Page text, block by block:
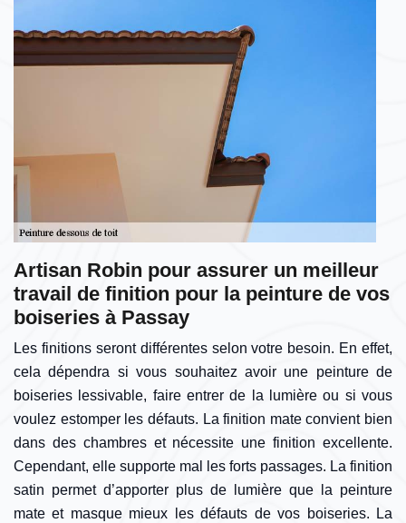
Artisan Robin pour assurer un meilleur
travail de finition pour la peinture de vos
boiseries à Passay
Les finitions seront différentes selon votre besoin. En effet,
cela dépendra si vous souhaitez avoir une peinture de
boiseries lessivable, faire entrer de la lumière ou si vous
voulez estomper les défauts. La finition mate convient bien
dans des chambres et nécessite une finition excellente.
Cependant, elle supporte mal les forts passages. La finition
satin permet d’apporter plus de lumière que la peinture
mate et masque mieux les défauts de vos boiseries. La